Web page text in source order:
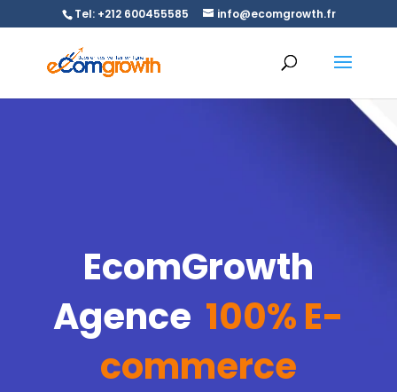
Tel: +212 600455585 info@ecomgrowth.fr
EcomGrowth
Agence 100%E-
commerce